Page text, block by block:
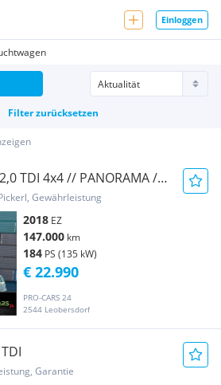
Einloggen
Filter zurücksetzen
TDI 4x4 // PANORAMA //
Gewährleistung
2018 EZ
147.000 km
184 PS (135 kW)
PRO-CARS 24
2544 Leobersdorf
€ 22.990
Garantie